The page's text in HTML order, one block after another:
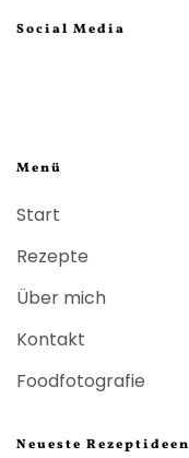
Social Media
Menü
Start
Rezepte
Über mich
Kontakt
Foodfotografie
Neueste Rezeptideen